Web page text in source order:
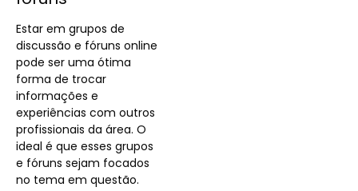
Estar em grupos de
discussão e fóruns online
pode ser uma ótima
forma de trocar
informações e
experiências com outros
profissionais da área. O
ideal é que esses grupos
e fóruns sejam focados
no tema em questão.